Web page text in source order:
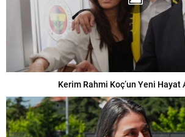
Kerim Rahmi Koç’un Yeni Hayat